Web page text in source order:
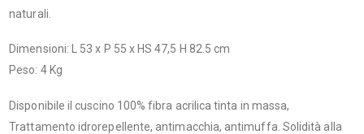
naturali.‎
Dimensioni: L 53 x P 55 x HS 47,5 H 82.5 cm
Peso: 4 Kg
Disponibile il cuscino 100% fibra acrilica tinta in massa,
Trattamento idrorepellente, antimacchia, antimuffa. Solidità alla